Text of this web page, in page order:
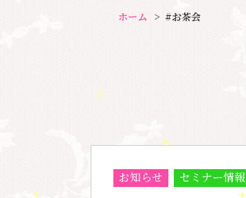
ホーム #お茶会
お知らせ セミナー情報